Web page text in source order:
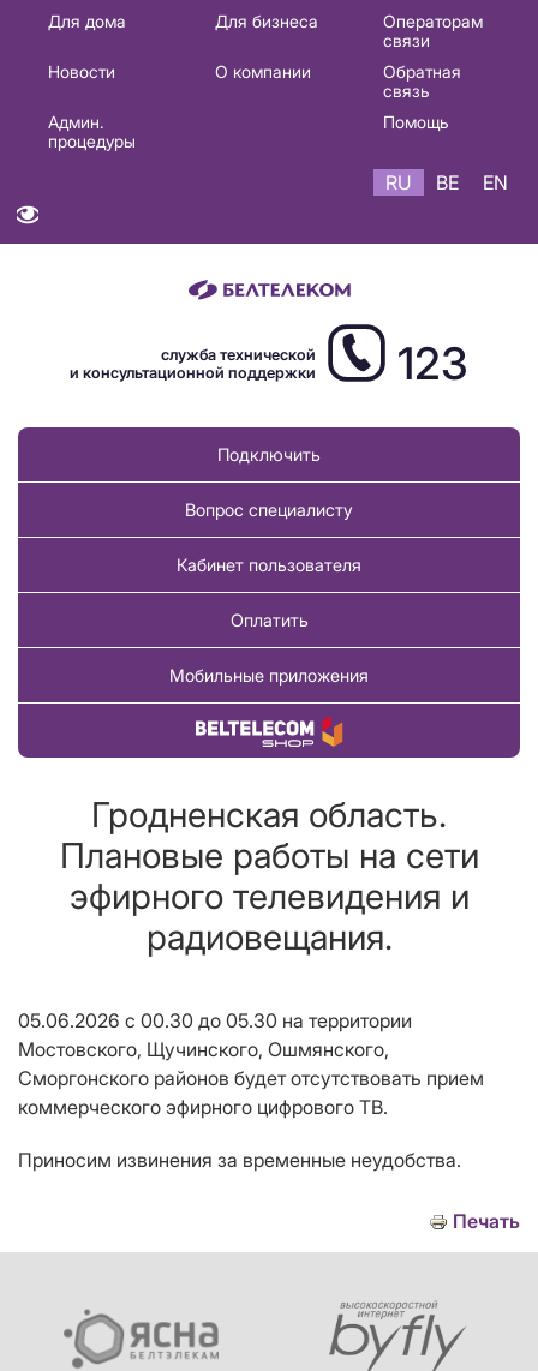
Основная
навигация
Для дома Для бизнеса
Операторам
связи
Новости
О компании
Обратная
связь
Админ.
процедуры
Помощь
RU BE EN
служба технической
и консультационной поддержки
123
Подключить
Вопрос специалисту
Кабинет пользователя
Оплатить
Мобильные приложения
Купить товар
Гродненская область.
Плановые работы на сети
эфирного телевидения и
радиовещания.
05.06.2026 с 00.30 до 05.30 на территории
Мостовского, Щучинского, Ошмянского,
Сморгонского районов будет отсутствовать прием
коммерческого эфирного цифрового ТВ.
Приносим извинения за временные неудобства.
Печать